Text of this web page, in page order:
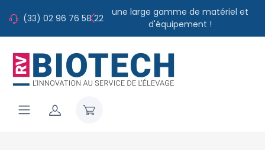
(33) 02 96 76 58 22
une large gamme de matériel et
d'équipement !